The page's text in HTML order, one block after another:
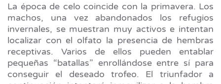
La época de celo coincide con la primavera. Los
machos, una vez abandonados los refugios
invernales, se muestran muy activos e intentan
localizar con el olfato la presencia de hembras
receptivas. Varios de ellos pueden entablar
pequeñas “batallas” enrollándose entre sí para
conseguir el deseado trofeo. El triunfador a